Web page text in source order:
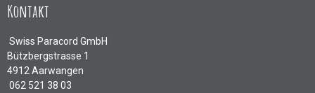
Kontakt
Swiss Paracord GmbH
Bützbergstrasse 1
4912 Aarwangen
062 521 38 03